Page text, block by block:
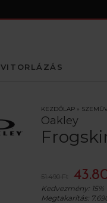
VITORLÁZÁS
KEZDŐLAP»
Oakley
51.490 Ft
Kedvezmény: 15%
Megtakarítás: